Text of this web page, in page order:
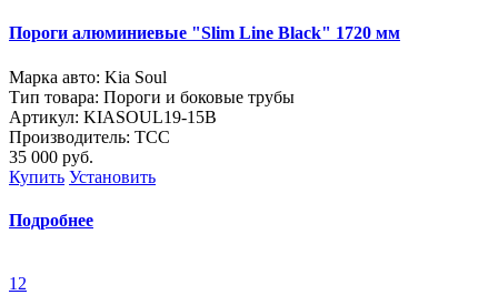
Пороги алюминиевые "Slim Line Black" 1720 мм
Марка авто: Kia Soul
Тип товара: Пороги и боковые трубы
Артикул: KIASOUL19-15B
Производитель: ТСС
35 000 руб.
Купить Установить
Подробнее
12